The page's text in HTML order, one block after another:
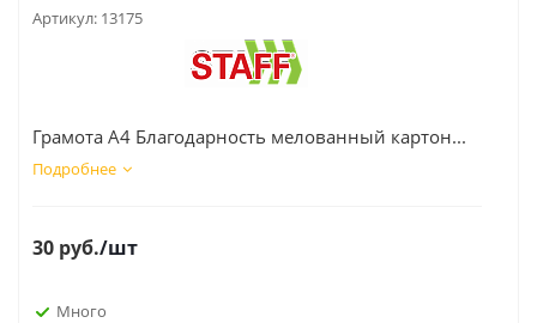
Артикул: 13175
Грамота А4 Благодарность мелованный картон...
Подробнее
30 руб./шт
Много